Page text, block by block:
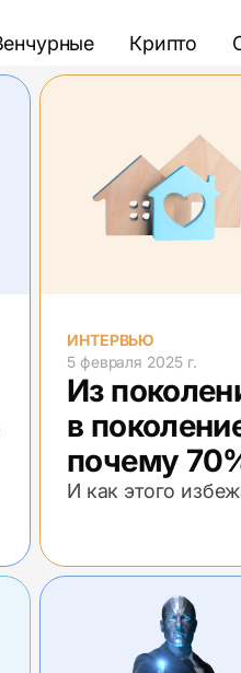
Крипто
ИНТЕРВЬЮ
5 февраля 2025 г.
Из
в
почему
семейного
теряется
И как этого